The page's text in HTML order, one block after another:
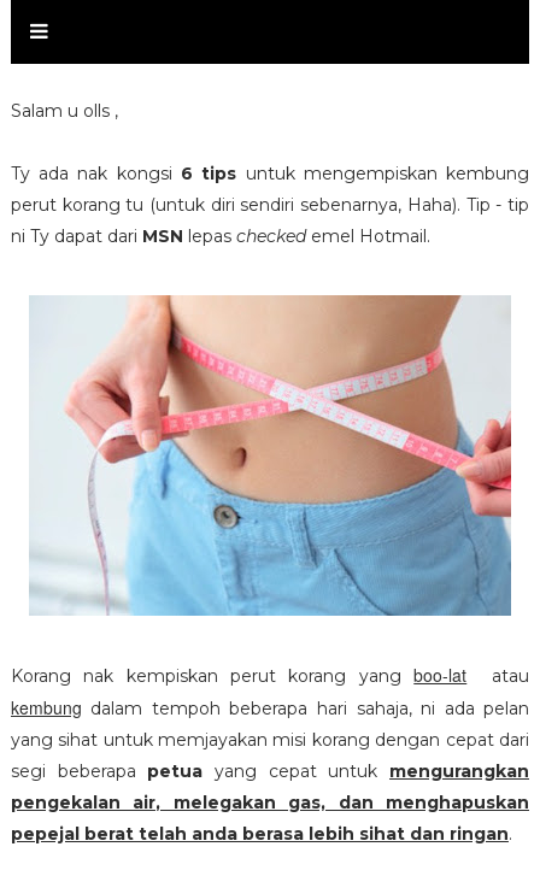
Salam u olls ,
Ty ada nak kongsi 6 tips untuk mengempiskan kembung
perut korang tu (untuk diri sendiri sebenarnya, Haha). Tip - tip
ni Ty dapat dari MSN lepas checked emel Hotmail.
Korang nak kempiskan perut korang yangboo-lat atau
kembung dalam tempoh beberapa hari sahaja, ni ada pelan
yang sihat untuk memjayakan misi korang dengan cepat dari
segi beberapa petua yang cepat untuk mengurangkan
pengekalan air, melegakan gas, dan menghapuskan
pepejal berat telah anda berasa lebih sihat dan ringan.